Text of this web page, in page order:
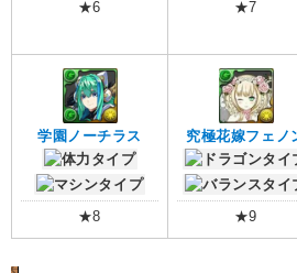
★6 ★7
学園ノーチラス
★8
究極花嫁フェノ
★9